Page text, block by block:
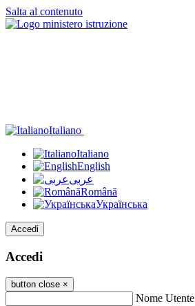
Salta al contenuto
Italiano
Italiano
English
عربى
Română
Українська
Accedi
Accedi
button close ×
Nome Utente